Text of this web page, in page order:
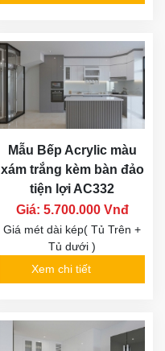
Mẫu Bếp Acrylic màu
xám trắng kèm bàn đảo
tiện lợi AC332
Giá: 5.700.000 Vnđ
Giá mét dài kép( Tủ Trên +
Tủ dưới )
Xem chi tiết